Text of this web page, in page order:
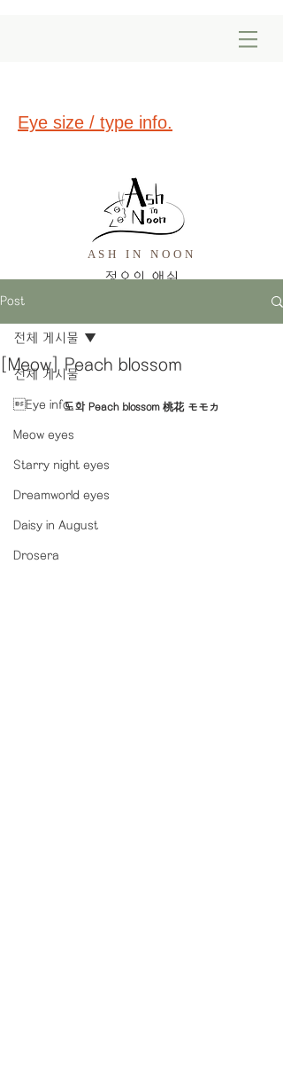
Eye size / type info.
ASH IN NOON
​정오의 애쉬
Post
전체 게시물
Eye info.
Meow eyes
Starry night eyes
Dreamworld eyes
Daisy in August
Drosera
전체 게시물
[Meow] Peach blossom
도화 Peach blossom 桃花 モモカ